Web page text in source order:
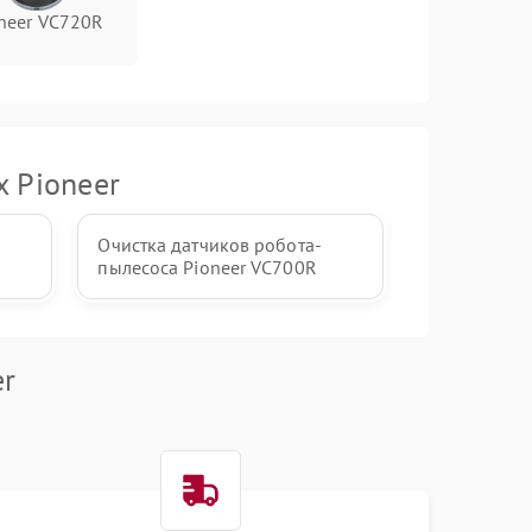
VC720R
Pioneer
Очистка датчиков робота-
пылесоса Pioneer VC700R